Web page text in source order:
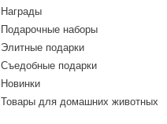
Награды
Подарочные наборы
Элитные подарки
Cъедобные подарки
Новинки
Товары для домашних животных